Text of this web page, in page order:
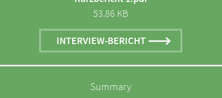
53.86 KB
INTERVIEW-BERICHT
Summary